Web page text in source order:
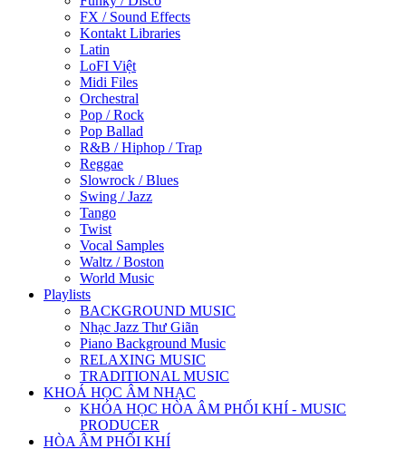
FX / Sound Effects
Kontakt Libraries
Latin
LoFI Việt
Midi Files
Orchestral
Pop / Rock
Pop Ballad
R&B / Hiphop / Trap
Reggae
Slowrock / Blues
Swing / Jazz
Tango
Twist
Vocal Samples
Waltz / Boston
World Music
Playlists
BACKGROUND MUSIC
Nhạc Jazz Thư Giãn
Piano Background Music
RELAXING MUSIC
TRADITIONAL MUSIC
KHOÁ HỌC ÂM NHẠC
KHÓA HỌC HÒA ÂM PHỐI KHÍ - MUSIC
PRODUCER
HÒA ÂM PHỐI KHÍ